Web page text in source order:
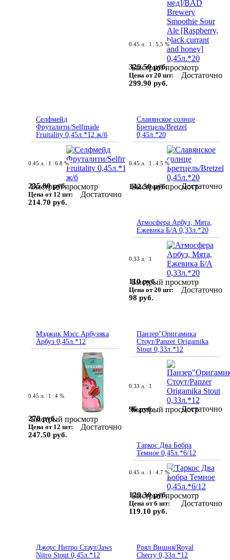
Быстрый просмотр
0.45 л. 1 5.5 %
329.50 руб.
Цена от 20 шт:
299.90 руб.
Достаточно
Селфмейд
Фруталити/Selfmade
Fruitality 0,45л.*12 ж/б
Быстрый просмотр
0.45 л. 1 6.8 %
235.80 руб.
Цена от 12 шт:
214.70 руб.
Достаточно
Славянское солнце
Бретцель/Bretzel
0,45л.*20
Быстрый просмотр
0.45 л. 1 4.5 %
142.50 руб. Достаточно
Атмосфера Арбуз, Мята,
Ежевика Б/А 0,33л.*20
Быстрый просмотр
0.33 л. 1
110 руб.
Цена от 20 шт:
98 руб.
Достаточно
Мэджик Мэсс Арбузяка
Арбуз 0,45л.*12
Быстрый просмотр
0.45 л. 1 4 %
278 руб.
Цена от 12 шт:
247.50 руб.
Достаточно
Панзер"Оригамика
Стоут/Panzer Origamika
Stout 0,33л.*12
Быстрый просмотр
0.33 л. 1
96 руб. Достаточно
Таркос Два Бобра
Темное 0,45л.*6/12
Быстрый просмотр
0.45 л. 1 4.7 %
129.30 руб.
Цена от 6 шт:
119.10 руб.
Достаточно
Джоус Нитро Стаут/Jaws
Nitro Stout 0,45л.*12
Роял Вишня/Royal
Cherry 0,33л.*12